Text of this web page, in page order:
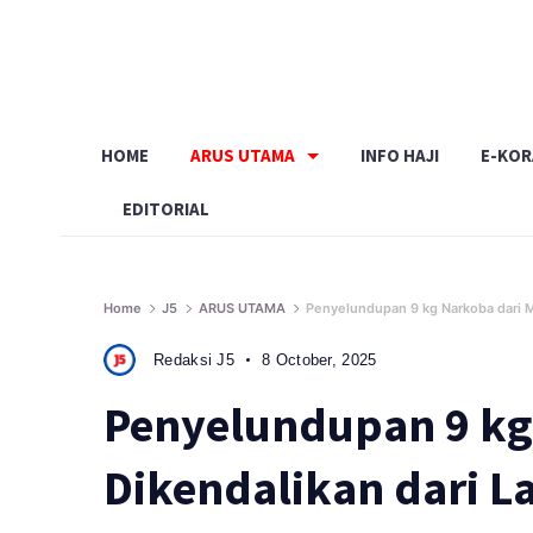
HOME ARUS UTAMA INFO HAJI E-
EDITORIAL
Home J5 ARUS UTAMA Penyelundupan 9 kg Narkoba dari
Redaksi J5 8 October, 2025
Penyelundupan 9
Dikendalikan dari